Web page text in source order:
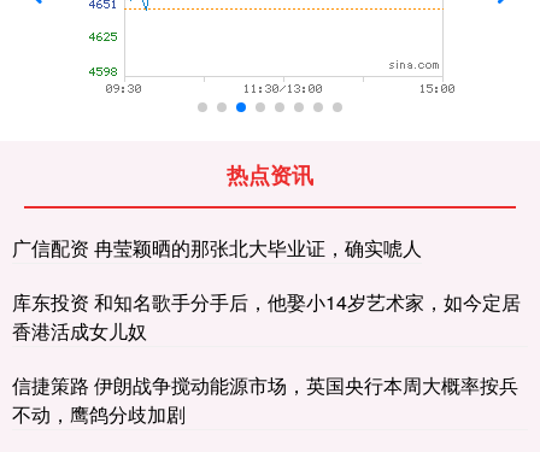
热点资讯
广信配资 冉莹颖晒的那张北大毕业证，确实唬人
库东投资 和知名歌手分手后，他娶小14岁艺术家，如今定居
香港活成女儿奴
信捷策路 伊朗战争搅动能源市场，英国央行本周大概率按兵
不动，鹰鸽分歧加剧